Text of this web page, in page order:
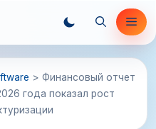
> Финансовый отчет
года показал рост